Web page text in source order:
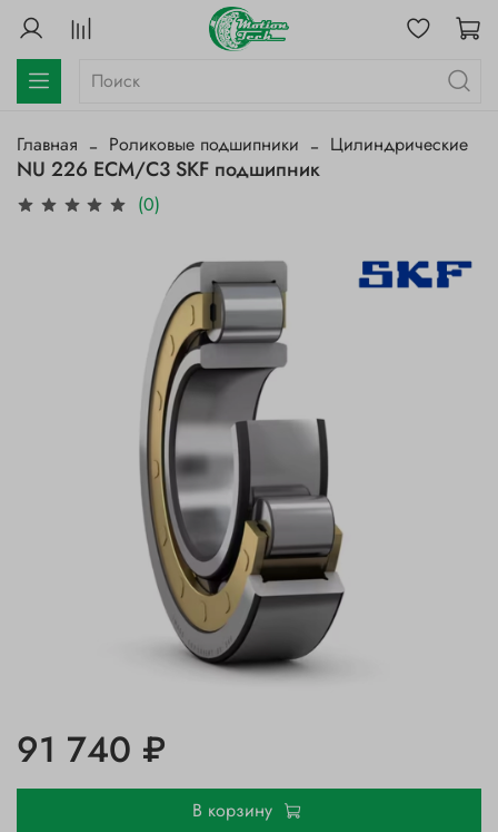
Главная Роликовые подшипники Цилиндрические
NU 226 ECM/C3 SKF подшипник
(0)
91 740 ₽
В корзину